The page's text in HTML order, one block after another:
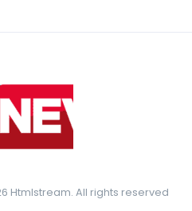
Htmlstream. All rights reserved